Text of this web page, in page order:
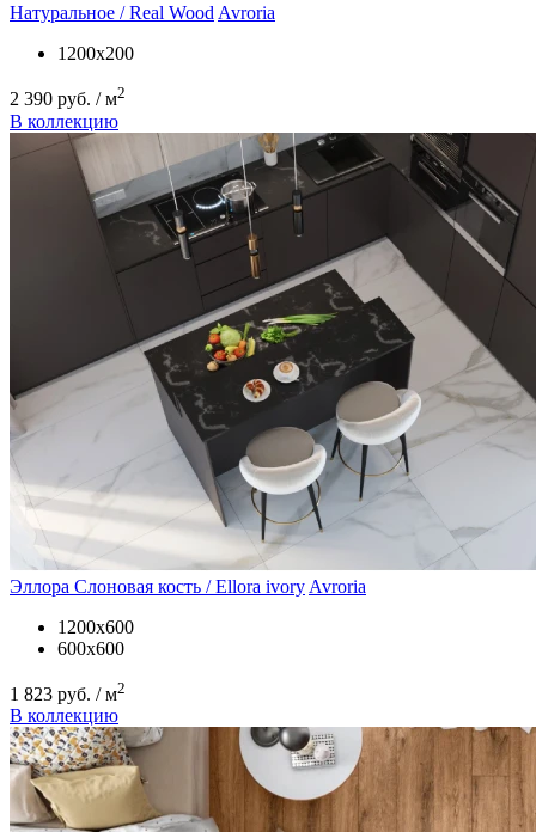
Натуральное / Real Wood Avroria
1200x200
2 390 руб. / м2
В коллекцию
Эллора Слоновая кость / Ellora ivory Avroria
1200х600
600х600
1 823 руб. / м2
В коллекцию